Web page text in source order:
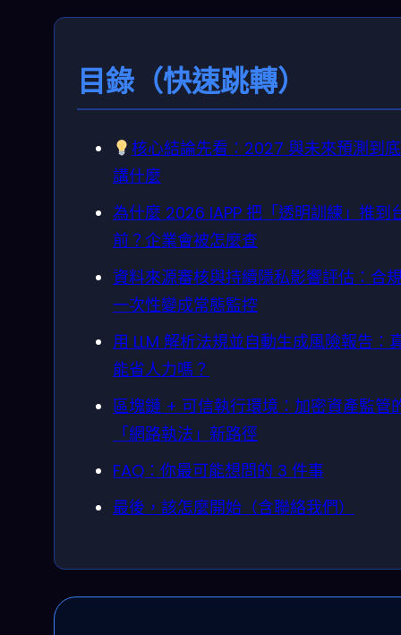
目錄（快速跳轉）
核心結論先看：2027 與未來預測到
講什麼
為什麼 2026 IAPP 把「透明訓練」推到
前？企業會被怎麼查
資料來源審核與持續隱私影響評估：合
一次性變成常態監控
用 LLM 解析法規並自動生成風險報告：
能省人力嗎？
區塊鏈 + 可信執行環境：加密資產監管
「網路執法」新路徑
FAQ：你最可能想問的 3 件事
最後，該怎麼開始（含聯絡我們）